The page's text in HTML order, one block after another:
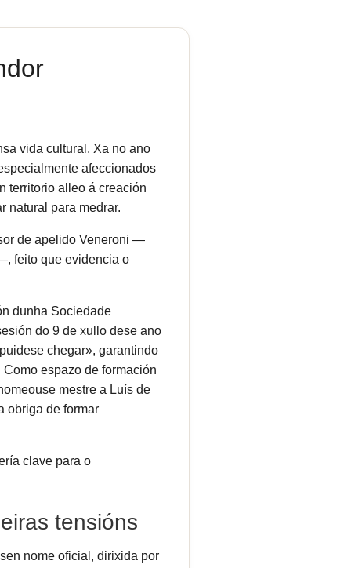
vida cultural. Xa no ano
afeccionados
territorio alleo á creación
natural para medrar.
de apelido Veneroni —
feito que evidencia o
dunha Sociedade
do 9 de xullo dese ano
chegar», garantindo
espazo de formación
mestre a Luís de
obriga de formar
clave para o
tensións
nome oficial, dirixida por